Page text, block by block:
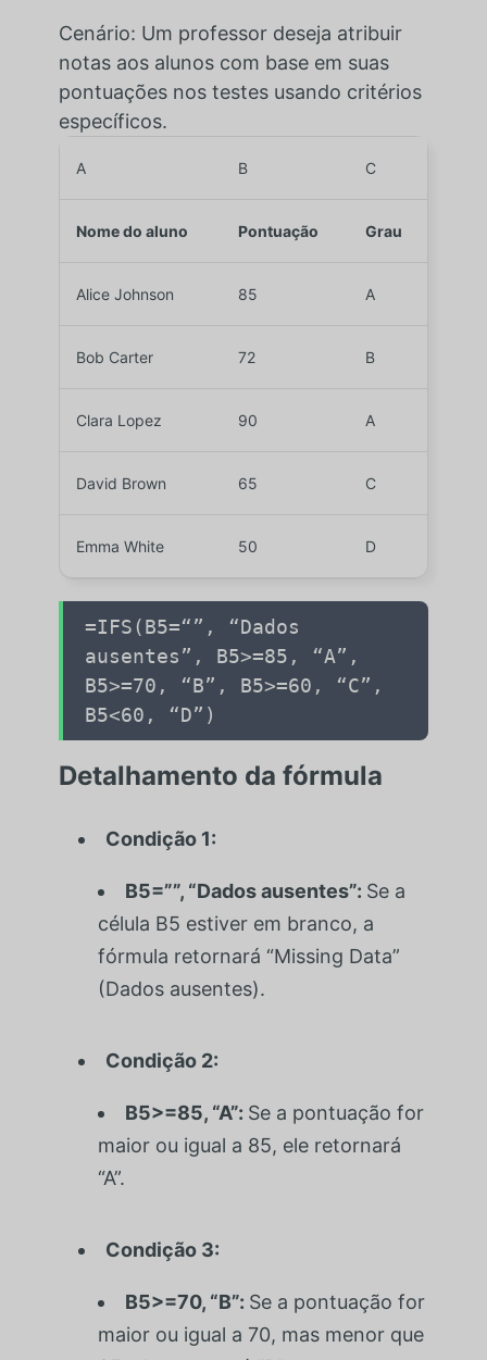
Cenário: Um professor deseja atribuir
notas aos alunos com base em suas
pontuações nos testes usando critérios
específicos.
A B C
Nome do aluno Pontuação Grau
Alice Johnson 85 A
Bob Carter 72 B
Clara Lopez 90 A
David Brown 65 C
Emma White 50 D
=IFS(B5=“” ,
“Dados
ausentes” , B5>=85 , “A” ,
B5>=70 , “B” , B5>=60 , “C” ,
B5<60 , “D” )
Detalhamento da fórmula
Condição 1:
B5=””, “Dados ausentes”: Se a
célula B5 estiver em branco, a
fórmula retornará “Missing Data”
(Dados ausentes).
Condição 2:
B5>=85, “A”: Se a pontuação for
maior ou igual a 85, ele retornará
“A”.
Condição 3:
B5>=70, “B”: Se a pontuação for
maior ou igual a 70, mas menor que